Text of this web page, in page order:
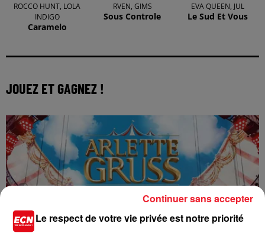
ROCCO HUNT, LOLA
INDIGO
Caramelo
RVEN, GIMS
Sous Controle
EVA QUEEN, JUL
Le Sud Et Vous
JOUEZ ET GAGNEZ !
Le respect de votre vie privée est notre priorité
Continuer sans accepter